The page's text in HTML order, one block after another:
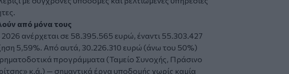
από μόνα τους
ανέρχεται σε 58.395.565 ευρώ, έναντι 55.303.427
5,59%. Από αυτά, 30.226.310 ευρώ (άνω του 50%)
προγράμματα (Ταμείο Συνοχής, Πράσινο
κ.ά.) — σημαντικά έργα υποδομής χωρίς καμία